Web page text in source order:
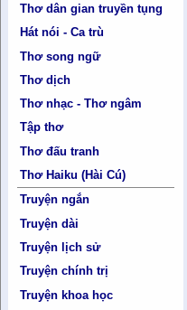
Thơ dân gian truyền tụng
Hát nói - Ca trù
Thơ song ngữ
Thơ dịch
Thơ nhạc - Thơ ngâm
Tập thơ
Thơ đấu tranh
Thơ Haiku (Hài Cú)
Truyện ngắn
Truyện dài
Truyện lịch sử
Truyện chính trị
Truyện khoa học